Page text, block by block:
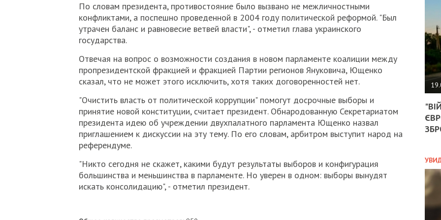
По словам президента, противостояние было вызвано не межличностными
конфликтами, а поспешно проведенной в 2004 году политической реформой. "Был
утрачен баланс и равновесие ветвей власти", - отметил глава украинского
государства.
Отвечая на вопрос о возможности создания в новом парламенте коалиции между
пропрезидентской фракцией и фракцией Партии регионов Януковича, Ющенко
сказал, что не может этого исключить, хотя таких договоренностей нет.
"Очистить власть от политической коррупции" помогут досрочные выборы и
принятие новой конституции, считает президент. Обнародованную Секретариатом
президента идею об учреждении двухпалатного парламента Ющенко назвал
приглашением к дискуссии на эту тему. По его словам, арбитром выступит народ на
референдуме.
"Никто сегодня не скажет, какими будут результаты выборов и конфигурация
большинства и меньшинства в парламенте. Но уверен в одном: выборы вынудят
искать консолидацию", - отметил президент.
НА